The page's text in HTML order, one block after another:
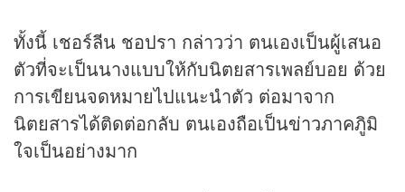
ทั้งนี้ เชอร์ลีน ชอปรา กล่าวว่า ตนเองเป็นผู้เสนอ
ตัวที่จะเป็นนางแบบให้กับนิตยสารเพลย์บอย ด้วย
การเขียนจดหมายไปแนะนำตัว ต่อมาจาก
นิตยสารได้ติดต่อกลับ ตนเองถือเป็นข่าวภาคภูิมิ
ใจเป็นอย่างมาก